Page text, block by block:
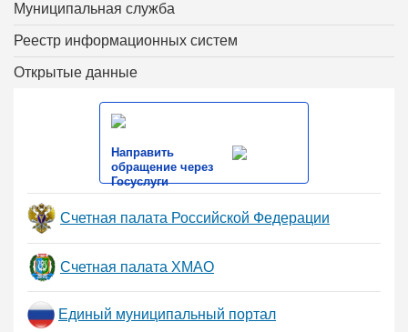
Муниципальная служба
Реестр информационных систем
Открытые данные
Направить
обращение через
Госуслуги
Счетная палата Российской Федерации
Счетная палата ХМАО
Единый муниципальный портал